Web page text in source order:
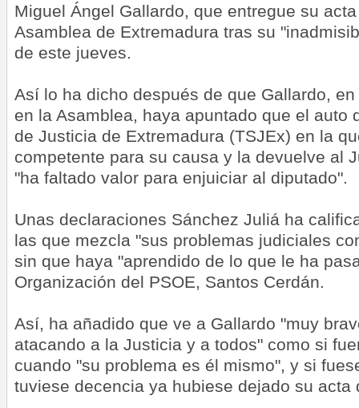
Miguel Ángel Gallardo, que entregue su
Asamblea de Extremadura tras su
de este jueves.
Así lo ha dicho después de que Gallardo,
en la Asamblea, haya apuntado que el auto
de Justicia de Extremadura (TSJEx) en la
competente para su causa y la devuelve al
"ha faltado valor para enjuiciar al diputado".
Unas declaraciones Sánchez Juliá ha
las que mezcla "sus problemas judiciales
sin que haya "aprendido de lo que le ha
Organización del PSOE, Santos Cerdán.
Así, ha añadido que ve a Gallardo "muy
atacando a la Justicia y a todos" como si
cuando "su problema es él mismo", y si
tuviese decencia ya hubiese dejado su acta